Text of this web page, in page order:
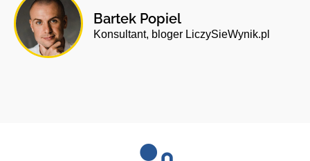
Bartek Popiel
Konsultant, bloger LiczySieWynik.pl